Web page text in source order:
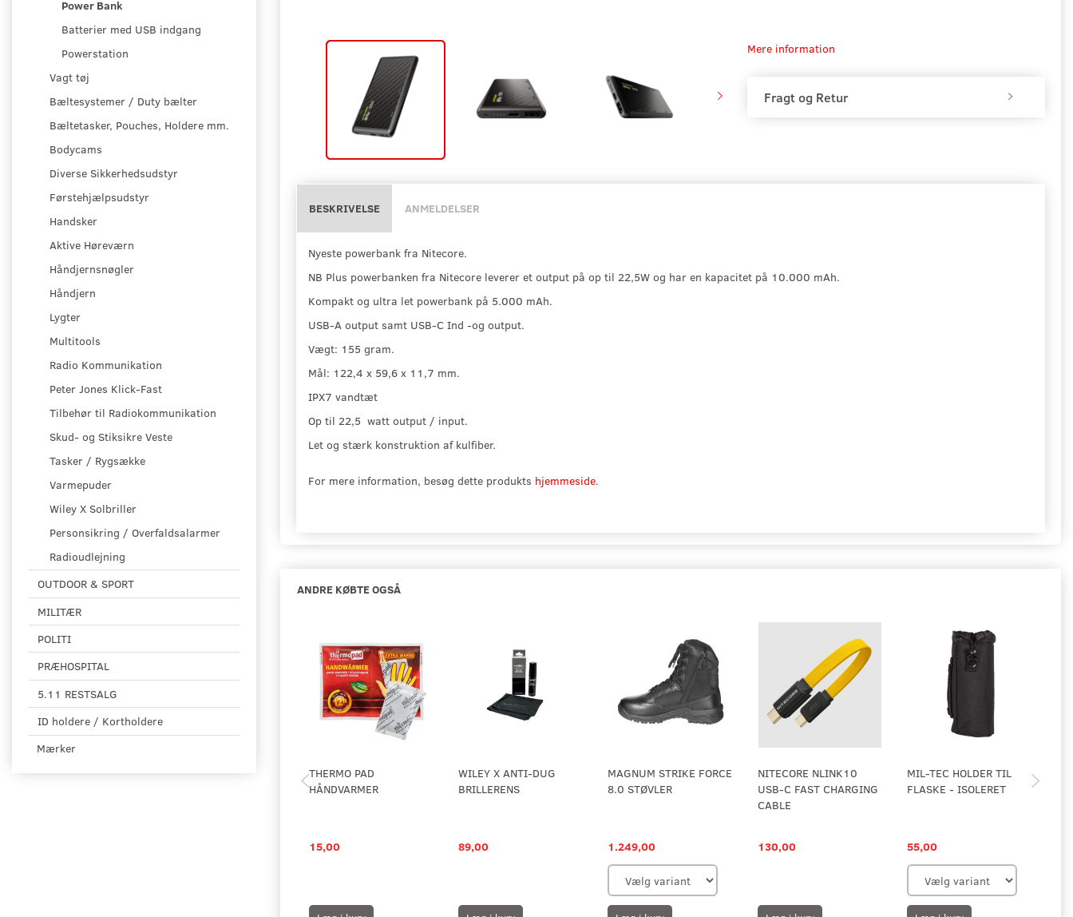
Power Bank
Batterier med USB indgang
Powerstation
Vagt tøj
Bæltesystemer / Duty bælter
Bæltetasker, Pouches, Holdere mm.
Bodycams
Diverse Sikkerhedsudstyr
Førstehjælpsudstyr
Handsker
Aktive Høreværn
Håndjernsnøgler
Håndjern
Lygter
Multitools
Radio Kommunikation
Peter Jones Klick-Fast
Tilbehør til Radiokommunikation
Skud- og Stiksikre Veste
Tasker / Rygsække
Varmepuder
Wiley X Solbriller
Personsikring / Overfaldsalarmer
Radioudlejning
OUTDOOR & SPORT
MILITÆR
POLITI
PRÆHOSPITAL
5.11 RESTSALG
ID holdere / Kortholdere
Mærker
Mere information
Fragt og Retur
BESKRIVELSE ANMELDELSER
Nyeste powerbank fra Nitecore.
NB Plus powerbanken fra Nitecore leverer et output på op til 22,5W og har en kapacitet på 10.000 mAh.
Kompakt og ultra let powerbank på 5.000 mAh.
USB-A output samt USB-C Ind -og output.
Vægt: 155 gram.
Mål: 122,4 x 59,6 x 11,7 mm.
IPX7 vandtæt
Op til 22,5 watt output / input.
Let og stærk konstruktion af kulfiber.
For mere information, besøg dette produkts hjemmeside.
ANDRE KØBTE OGSÅ
THERMO PAD
HÅNDVARMER
15,00
WILEY X ANTI-DUG
BRILLERENS
89,00
MAGNUM STRIKE FORCE
8.0 STØVLER
1.249,00
NITECORE NLINK10
USB-C FAST CHARGING
CABLE
130,00
MIL-TEC HOLDER TIL
FLASKE - ISOLERET
55,00